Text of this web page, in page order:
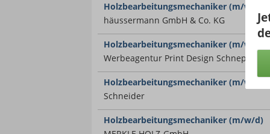
Holzbearbeitungsmechaniker (m/w/d)
häussermann GmbH & Co. KG
Holzbearbeitungsmechaniker (m/w/d)
Werbeagentur Print Design Schnepf
Holzbearbeitungsmechaniker (m/w/d)
Schneider
Holzbearbeitungsmechaniker (m/w/d)